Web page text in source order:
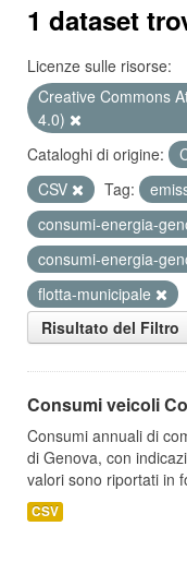
1 dataset
Licenze sulle risorse:
Creative Commons
4.0)
Cataloghi di origine:
CSV
Tag:
consumi-energia-
consumi-energia-
flotta-municipale
Risultato del Filtro
Consumi veicoli
Consumi annuali di
di Genova, con
valori sono riportati in
CSV